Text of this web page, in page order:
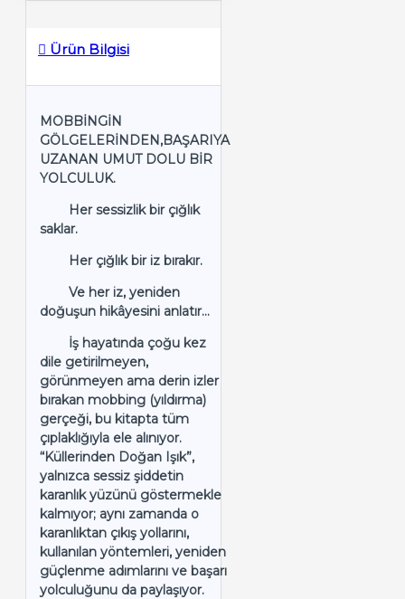
Ürün Bilgisi
MOBBİNGİN
GÖLGELERİNDEN,BAŞARIYA
UZANAN UMUT DOLU BİR
YOLCULUK.
Her sessizlik bir çığlık
saklar.
Her çığlık bir iz bırakır.
Ve her iz, yeniden
doğuşun hikâyesini anlatır…
İş hayatında çoğu kez
dile getirilmeyen,
görünmeyen ama derin izler
bırakan mobbing (yıldırma)
gerçeği, bu kitapta tüm
çıplaklığıyla ele alınıyor.
“Küllerinden Doğan Işık”,
yalnızca sessiz şiddetin
karanlık yüzünü göstermekle
kalmıyor; aynı zamanda o
karanlıktan çıkış yollarını,
kullanılan yöntemleri, yeniden
güçlenme adımlarını ve başarı
yolculuğunu da paylaşıyor.